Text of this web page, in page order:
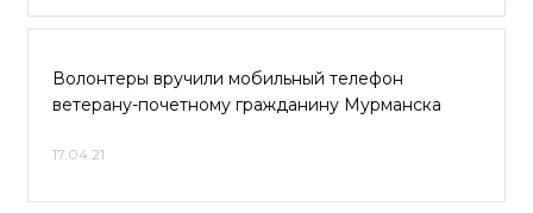
Волонтеры вручили мобильный телефон
ветерану-почетному гражданину Мурманска
17.04.21